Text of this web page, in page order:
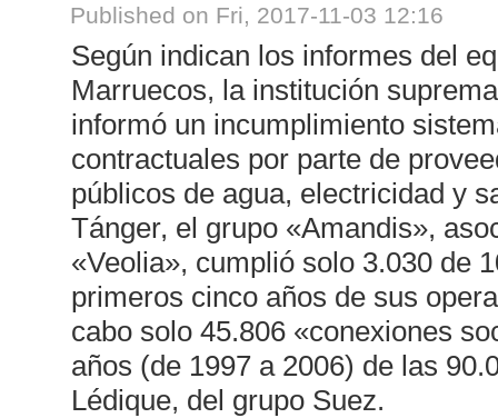
Published on Fri, 2017-11-03 12:16
Según indican los informes del
Marruecos, la institución
informó un incumplimiento
contractuales por parte de
públicos de agua, electricidad y
Tánger, el grupo «Amandis»,
«Veolia», cumplió solo 3.030 de
primeros cinco años de sus
cabo solo 45.806 «conexiones
años (de 1997 a 2006) de las
Lédique, del grupo Suez.